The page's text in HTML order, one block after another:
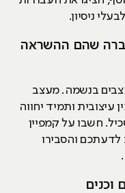
ניסיון.
חברה שהם ההשראה
בנשמה. מעצב
עיצובית ותמיד יחווה
חשבו על קמפיין
לדעתכם והסבירו